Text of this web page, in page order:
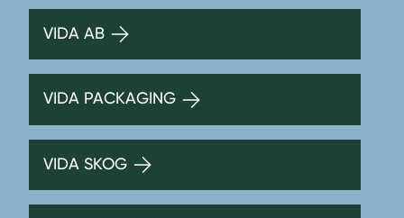
VIDA AB
VIDA PACKAGING
VIDA SKOG